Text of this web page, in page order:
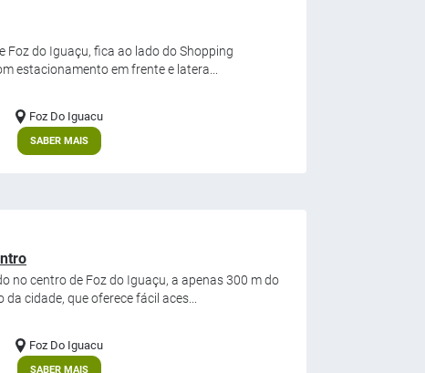
Foz do Iguaçu, fica ao lado do Shopping
estacionamento em frente e latera...
Foz Do Iguacu
SABER MAIS
no centro de Foz do Iguaçu, a apenas 300 m do
cidade, que oferece fácil aces...
Foz Do Iguacu
SABER MAIS